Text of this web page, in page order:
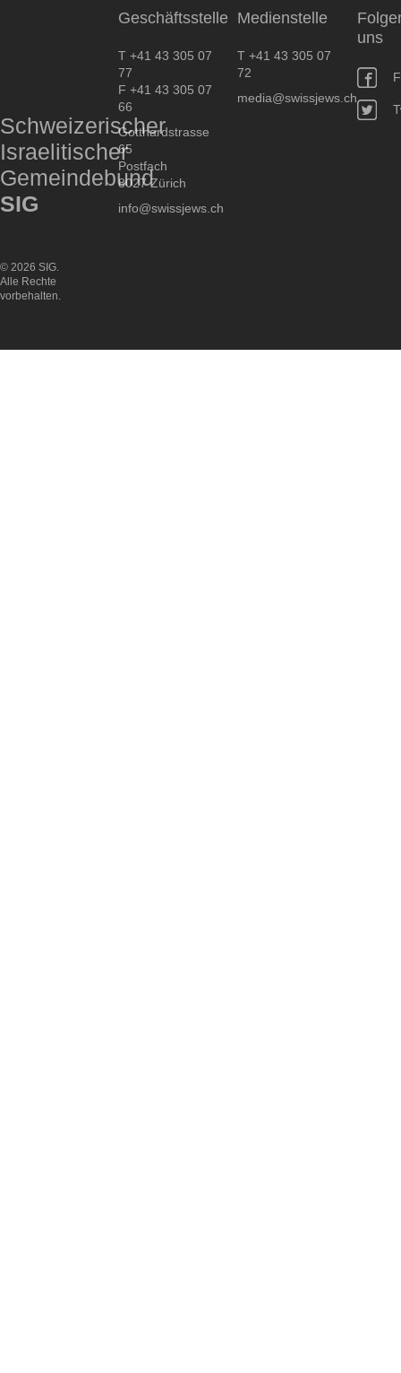
Schweizerischer
Israelitischer
Gemeindebund
SIG
Geschäftsstelle
T +41 43 305 07
77
F +41 43 305 07
66
Gotthardstrasse
65
Postfach
8027 Zürich
info@swissjews.ch
Medienstelle
T +41 43 305 07
72
media@swissjews.ch
uns
© 2026 SIG.
Alle Rechte
vorbehalten.